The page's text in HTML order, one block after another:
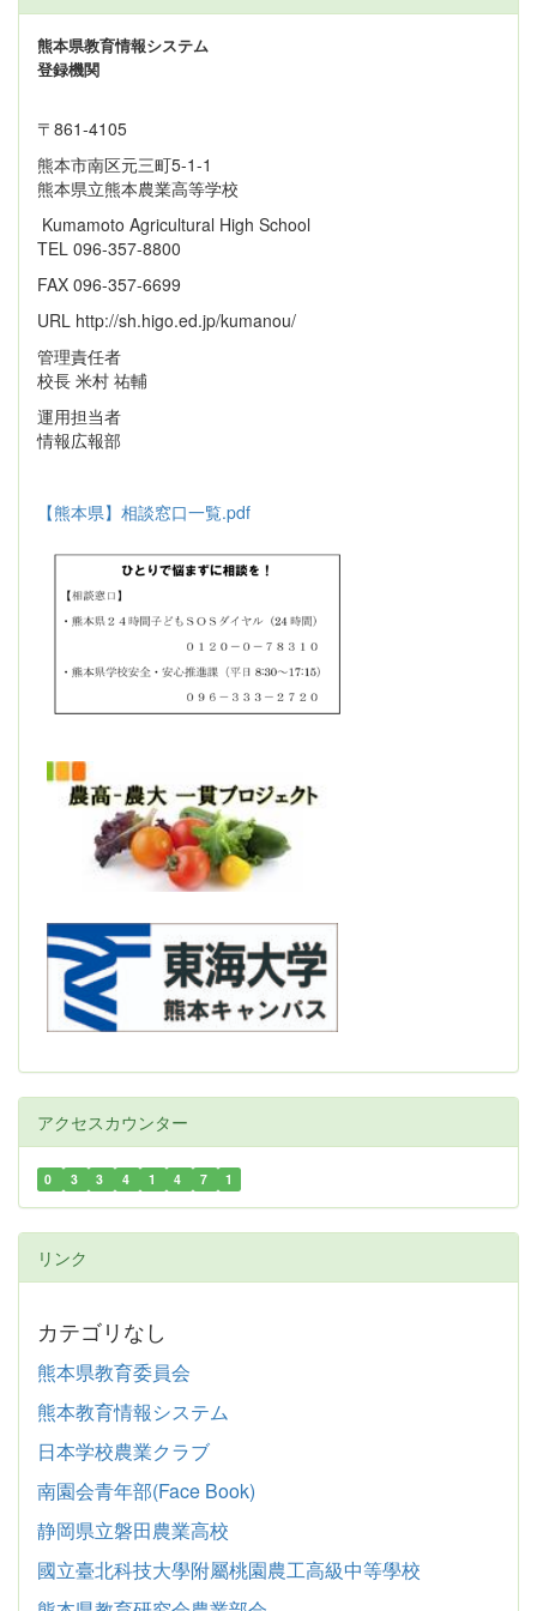
熊本県教育情報システム
登録機関
〒861‐4105
熊本市南区元三町5-1-1
熊本県立熊本農業高等学校
Kumamoto Agricultural High School
TEL 096-357-8800
FAX 096-357-6699
URL http://sh.higo.ed.jp/kumanou/
管理責任者
校長 米村 祐輔
運用担当者
情報広報部
【熊本県】相談窓口一覧.pdf
アクセスカウンター
0 3 3 4 1 4 7 1
リンク
カテゴリなし
熊本県教育委員会
熊本教育情報システム
日本学校農業クラブ
南園会青年部(Face Book)
静岡県立磐田農業高校
國立臺北科技大學附屬桃園農工高級中等學校